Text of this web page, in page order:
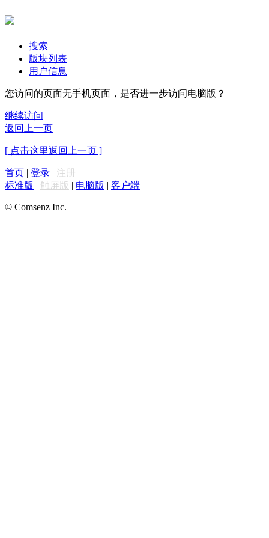
搜索
版块列表
用户信息
您访问的页面无手机页面，是否进一步访问电脑版？
继续访问
返回上一页
[ 点击这里返回上一页 ]
首页 | 登录 | 注册
标准版 | 触屏版 | 电脑版 | 客户端
© Comsenz Inc.